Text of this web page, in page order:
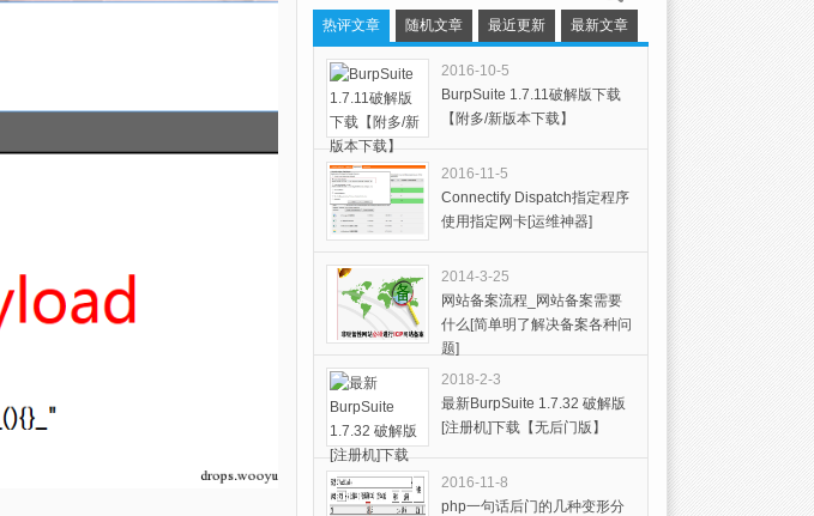
热评文章 随机文章 最近更新 最新文章
2016-10-5
BurpSuite 1.7.11破解版下载
【附多/新版本下载】
2016-11-5
Connectify Dispatch指定程序
使用指定网卡[运维神器]
2014-3-25
网站备案流程_网站备案需要
什么[简单明了解决备案各种问
题]
2018-2-3
最新BurpSuite 1.7.32 破解版
[注册机]下载【无后门版】
2016-11-8
php一句话后门的几种变形分